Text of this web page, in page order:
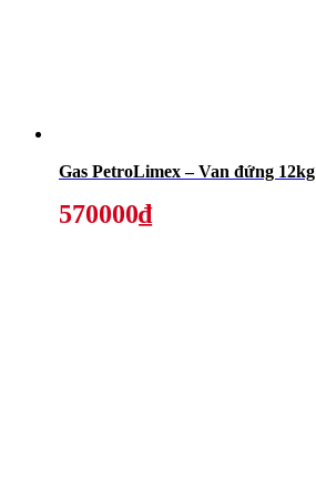
Gas PetroLimex – Van đứng 12kg
570000₫